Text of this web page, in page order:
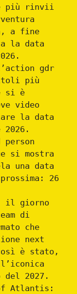
più rinvii
a fine
la data
gdr
più
si è
video
la data
si mostra
una data
26
il giorno
di
che
next
è stato,
del 2027.
Atlantis: